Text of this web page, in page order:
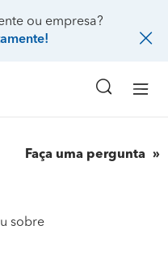
ou empresa?
Faça uma pergunta
sobre